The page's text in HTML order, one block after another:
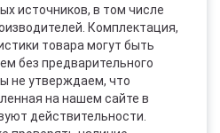
источников, в том числе
Комплектация,
товара могут быть
без предварительного
не утверждаем, что
на нашем сайте в
действительности.